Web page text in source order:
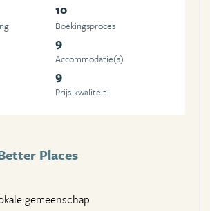
10
Boekingsproces
9
Accommodatie(s)
9
Prijs-kwaliteit
Places
gemeenschap